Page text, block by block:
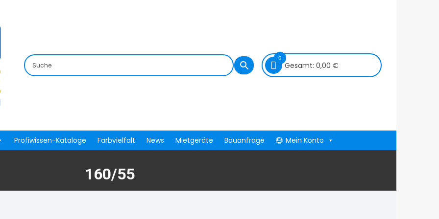
0
Gesamt: 0,00 €
Profiwissen-Kataloge Farbvielfalt News Mietgeräte Bauanfrage Mein Konto
160/55